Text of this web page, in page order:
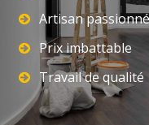
Artisan passionné
Prix imbattable
Travail de qualité